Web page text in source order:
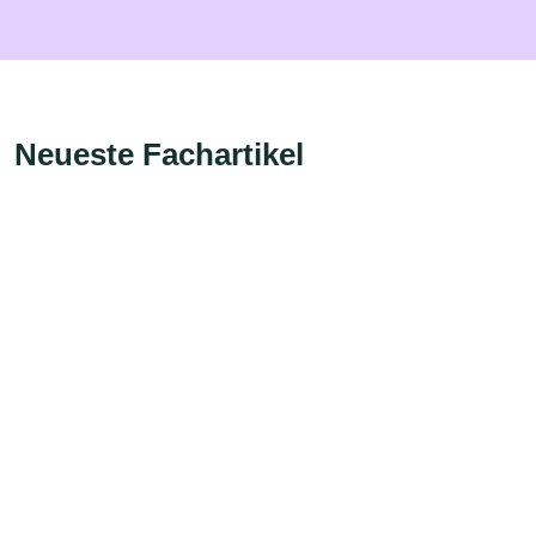
Neueste Fachartikel